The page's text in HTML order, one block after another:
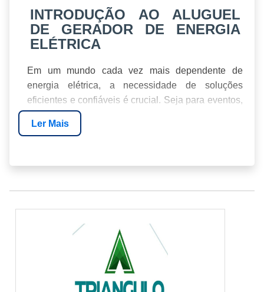
INTRODUÇÃO AO ALUGUEL
DE GERADOR DE ENERGIA
ELÉTRICA
Em um mundo cada vez mais dependente de
energia elétrica, a necessidade de soluções
eficientes e confiáveis é crucial. Seja para eventos,
construções ou situações de emergência, o
aluguel de gerador de energia elétrica
Energia24Horas.
BENEFÍCIOS DO ALUGUEL DE GERADORES
COMO ESCOLHER O GERADOR CERTO
CUSTOS ENVOLVIDOS
Ler Mais